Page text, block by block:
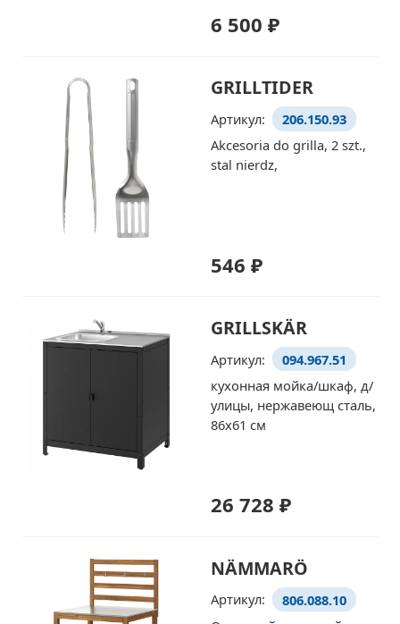
6 500 ₽
GRILLTIDER
Артикул:
206.150.93
Akcesoria do grilla, 2 szt.,
stal nierdz,
546 ₽
GRILLSKÄR
Артикул:
094.967.51
кухонная мойка/шкаф, д/
улицы, нержавеющ сталь,
86x61 см
26 728 ₽
NÄMMARÖ
Артикул:
806.088.10